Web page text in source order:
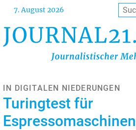
Direkt
Inhalt
7. August 2026
IN DIGITALEN NIEDERUNGEN
Turingtest für
Espressomaschinen